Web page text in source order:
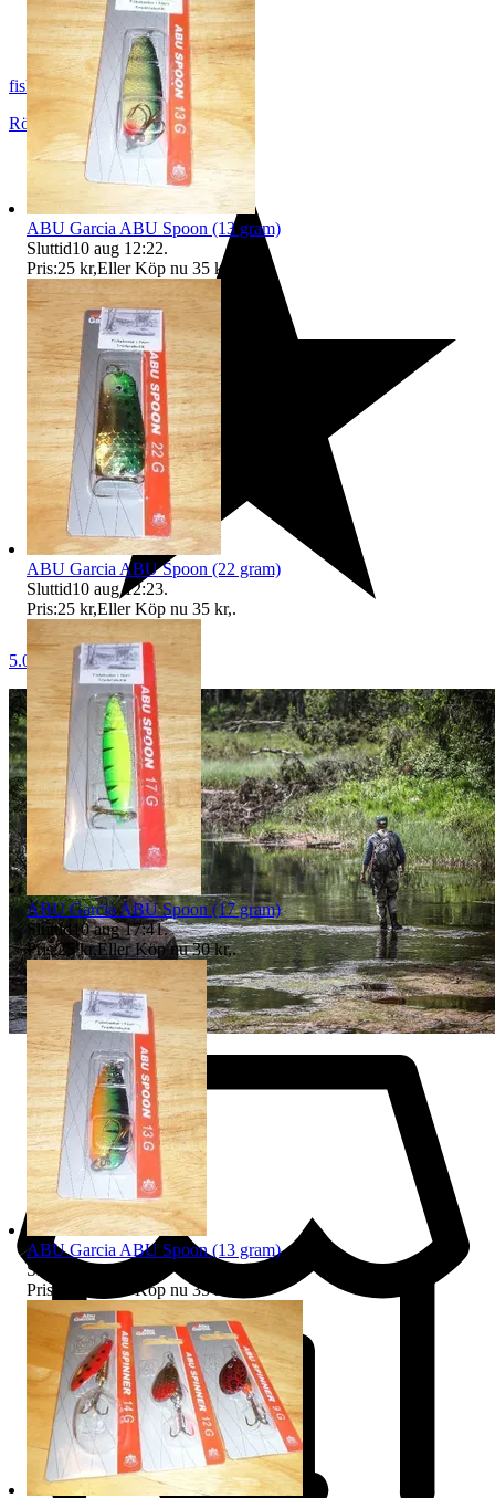
fiskemats
Rödeby
Sverige
5.0
ABU Garcia ABU Spoon (13 gram)
Sluttid10 aug 12:22.
Pris:25 kr,Eller Köp nu 35 kr
ABU Garcia ABU Spoon (22 gram)
Sluttid10 aug 12:23.
Pris:25 kr,Eller Köp nu 35 kr,.
ABU Garcia ABU Spoon (17 gram)
Sluttid 10 aug 17:41.
Pris:25 kr,Eller Köp nu 30 kr,.
ABU Garcia ABU Spoon (13 gram)
Sluttid
11 aug 12:06
Pris:
Eller Köp nu 35 kr